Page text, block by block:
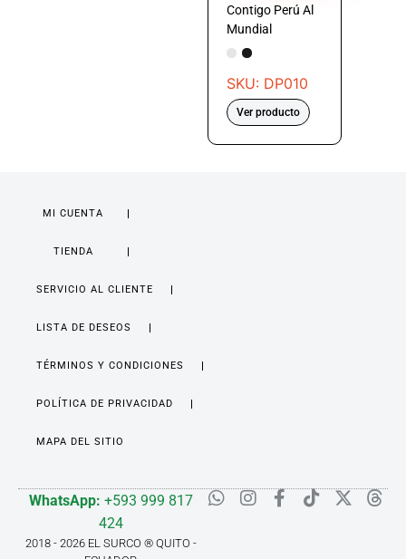
Contigo Perú Al
Mundial
SKU: DP010
Ver producto
MI CUENTA
TIENDA
SERVICIO AL CLIENTE
LISTA DE DESEOS
TÉRMINOS Y CONDICIONES
POLÍTICA DE PRIVACIDAD
MAPA DEL SITIO
WhatsApp: +593 999 817
424
2018 - 2026 EL SURCO ® QUITO -